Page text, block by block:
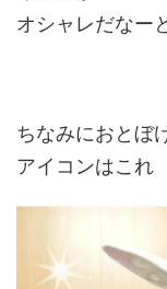
オシャレだなー
ちなみにおとぼ
アイコンはこれ